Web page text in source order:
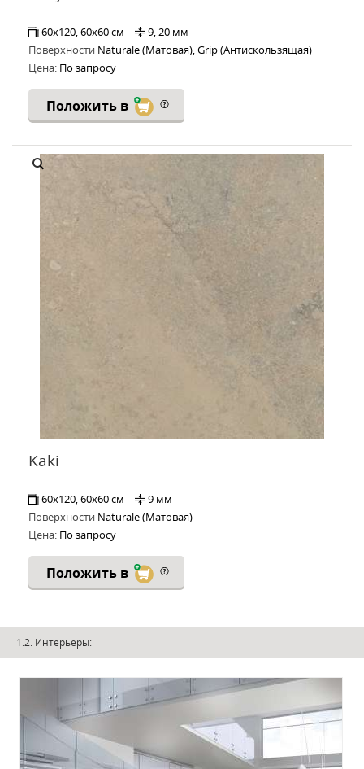
60x120, 60x60 см
9, 20 мм
Поверхности Naturale (Матовая), Grip (Антискользящая)
Цена: По запросу
Положить в
Kaki
60x120, 60x60 см
9 мм
Поверхности Naturale (Матовая)
Цена: По запросу
Положить в
1.2. Интерьеры: